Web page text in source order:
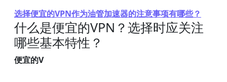
选择便宜的VPN作为油管加速器的注意事项有哪些？
什么是便宜的VPN？选择时应关注
哪些基本特性？
便宜的V